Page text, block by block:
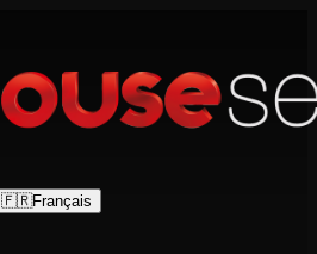
🇫🇷Français